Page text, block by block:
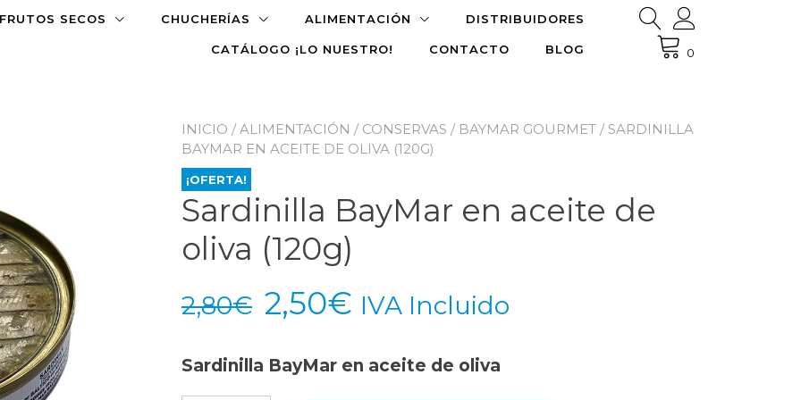
FRUTOS SECOS CHUCHERÍAS ALIMENTACIÓN DISTRIBUIDORES
CATÁLOGO ¡LO NUESTRO! CONTACTO BLOG 0
INICIO /ALIMENTACIÓN / CONSERVAS / BAYMAR GOURMET / SARDINILLA
BAYMAR EN ACEITE DE OLIVA (120G)
¡OFERTA!
Sardinilla BayMar en aceite de
oliva (120g)
2,80€ El
precio
2,50€ El
precio
IVA Incluido
Sardinilla BayMar en aceite de oliva